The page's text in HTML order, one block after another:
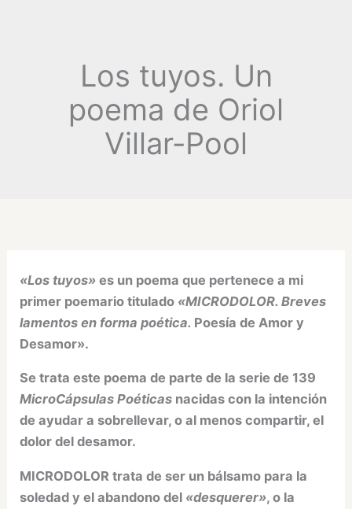
Los tuyos. Un
poema de Oriol
Villar-Pool
«Los tuyos» es un poema que pertenece a mi
primer poemario titulado «MICRODOLOR. Breves
lamentos en forma poética. Poesía de Amor y
Desamor».
Se trata este poema de parte de la serie de 139
MicroCápsulas Poéticas nacidas con la intención
de ayudar a sobrellevar, o al menos compartir, el
dolor del desamor.
MICRODOLOR trata de ser un bálsamo para la
soledad y el abandono del «desquerer», o la